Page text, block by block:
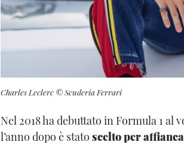
Charles Leclerc © Scuderia Ferrari
Nel 2018 ha debuttato in Formula 1 al
l’anno dopo è stato scelto per